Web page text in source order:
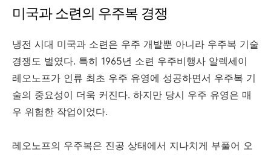
미국과 소련의 우주복 경쟁
냉전 시대 미국과 소련은 우주 개발뿐 아니라 우주복 기술
경쟁도 벌였다. 특히 1965년 소련 우주비행사 알렉세이
레오노프가 인류 최초 우주 유영에 성공하면서 우주복 기
술의 중요성이 더욱 커진다. 하지만 당시 우주 유영은 매
우 위험한 작업이었다.
레오노프의 우주복은 진공 상태에서 지나치게 부풀어 오